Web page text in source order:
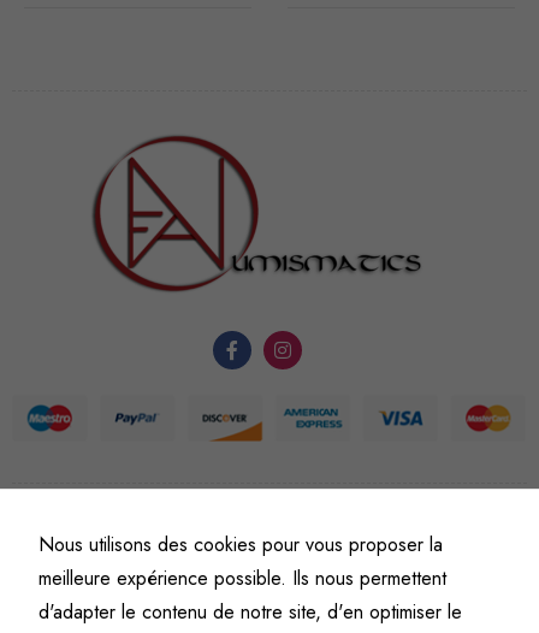
©Fine art numismatics– Tous droits réservés.
Politique de confidentialité
Conditions générales de vente et d’utilisation
Mentions légales
Nous utilisons des cookies pour vous proposer la
meilleure expérience possible. Ils nous permettent
d'adapter le contenu de notre site, d'en optimiser le
améliorer la
et la
site Web, en
l'usage qu'il
en est fait.